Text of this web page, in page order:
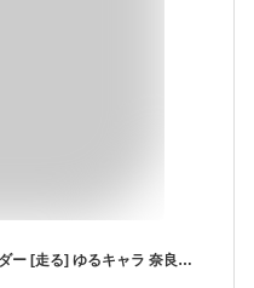
【メール便可】せんとくん キーホルダー [走る] ゆるキャラ 奈良県 平城遷都1300年☆平城遷都1300年記念事業公認品☆